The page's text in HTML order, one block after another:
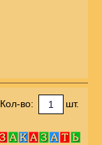
Кол-во: шт.